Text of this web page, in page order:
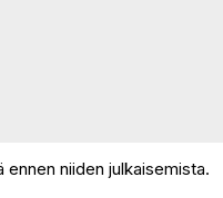
niiden julkaisemista.